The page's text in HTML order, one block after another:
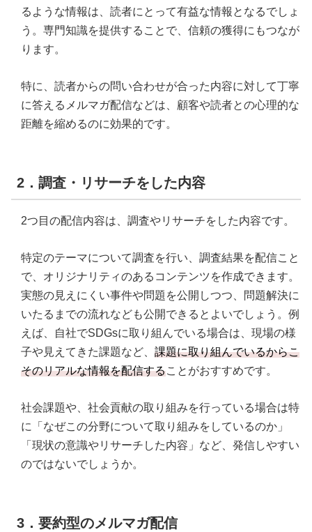
るような情報は、読者にとって有益な情報となるでしょ
う。専門知識を提供することで、信頼の獲得にもつなが
ります。
特に、読者からの問い合わせが合った内容に対して丁寧
に答えるメルマガ配信などは、顧客や読者との心理的な
距離を縮めるのに効果的です。
2．調査・リサーチをした内容
2つ目の配信内容は、調査やリサーチをした内容です。
特定のテーマについて調査を行い、調査結果を配信こと
で、オリジナリティのあるコンテンツを作成できます。
実態の見えにくい事件や問題を公開しつつ、問題解決に
いたるまでの流れなども公開できるとよいでしょう。例
えば、自社でSDGsに取り組んでいる場合は、現場の様
子や見えてきた課題など、 課題に取り組んでいるからこ
そのリアルな情報を配信することがおすすめです。
社会課題や、社会貢献の取り組みを行っている場合は特
に「なぜこの分野について取り組みをしているのか」
「現状の意識やリサーチした内容」など、発信しやすい
のではないでしょうか。
3．要約型のメルマガ配信